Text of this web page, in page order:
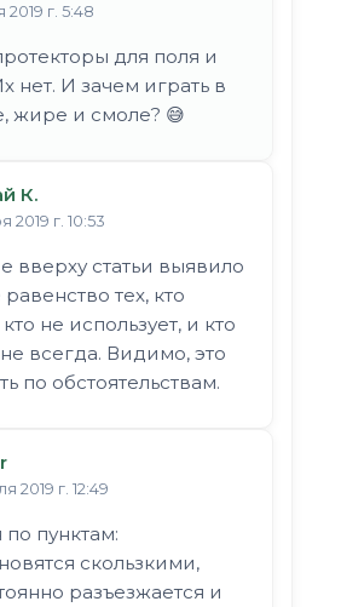
2019 г. 5:48
для поля и
нет. И зачем играть в
жире и смоле? 😅
К.
2019 г. 10:53
вверху статьи выявило
тех, кто
не использует, и кто
всегда. Видимо, это
по обстоятельствам.
2019 г. 12:49
пунктам:
скользкими,
разъезжается и